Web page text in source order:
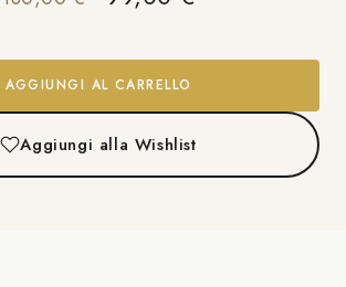
AGGIUNGI AL CARRELLO
Aggiungi alla Wishlist